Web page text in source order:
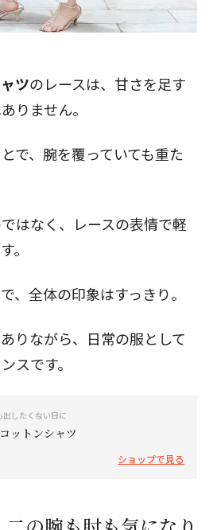
ツのレースは、甘さを足す
りません。
で、腕を覆っていても重た
はなく、レースの表情で軽
。
、全体の印象はすっきり。
りながら、日常の服として
スです。
出したくない日に
ットンシャツ
ショップで見る